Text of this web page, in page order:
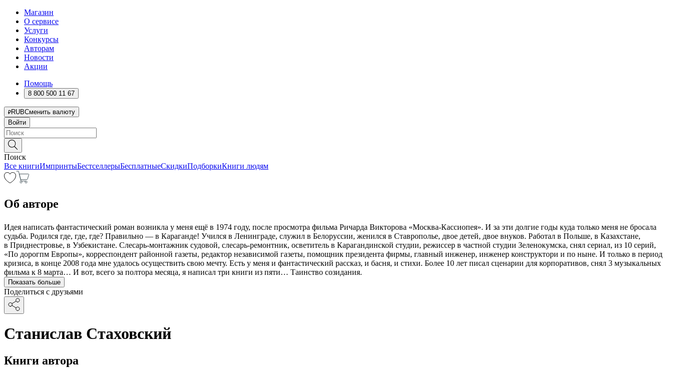
Магазин
О сервисе
Услуги
Конкурсы
Авторам
Новости
Акции
Помощь
8 800 500 11 67
RUBСменить валюту
Войти
Поиск
Все книгиИмпринтыБестселлерыБесплатныеСкидкиПодборкиКниги людям
Об авторе
Идея написать фантастический роман возникла у меня ещё в 1974 году, после просмотра фильма Ричарда Викторова «Москва-Кассиопея». И за эти долгие годы куда только меня не бросала
судьба. Родился где, где, где? Правильно — в Караганде! Учился в Ленинграде, служил в Белоруссии, женился в Ставрополье, двое детей, двое внуков. Работал в Польше, в Казахстане,
в Приднестровье, в Узбекистане. Слесарь-монтажник судовой, слесарь-ремонтник, осветитель в Карагандинской студии, режиссер в частной студии Зеленокумска, снял сериал, из 10 серий,
«По дорогпм Европы», корреспондент районной газеты, редактор независимой газеты, помощник президента фирмы, главный инженер, инженер конструктори и по ныне. И только в период
кризиса, в конце 2008 года мне удалось осуществить свою мечту. Есть у меня и фантастический рассказ, и басня, и стихи. Более 10 лет писал сценарии для корпоративов, снял 3 музыкальных
фильма к 8 марта… И вот, всего за полтора месяца, я написал три книги из пяти… Таинство созидания.
Показать больше
Поделиться с друзьями
Станислав Стаховский
Книги автора